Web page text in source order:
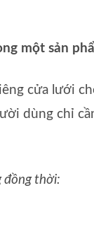
một sản
cửa lưới
dùng chỉ
đồng thời: